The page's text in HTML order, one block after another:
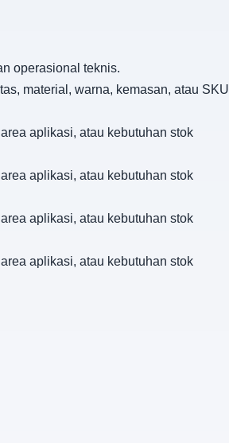
operasional teknis.
material, warna, kemasan, atau SKU
aplikasi, atau kebutuhan stok
aplikasi, atau kebutuhan stok
aplikasi, atau kebutuhan stok
aplikasi, atau kebutuhan stok